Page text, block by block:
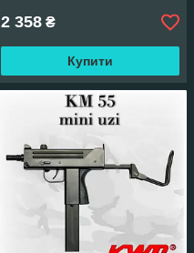
2 358 ₴
Купити